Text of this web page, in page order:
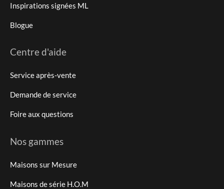
Inspirations signées ML
Blogue
Centre d'aide
Service après-vente
Demande de service
Foire aux questions
Nos gammes
Maisons sur Mesure
Maisons de série H.O.M